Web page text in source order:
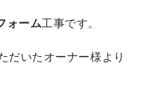
ォーム工事です。
だいたオーナー様より